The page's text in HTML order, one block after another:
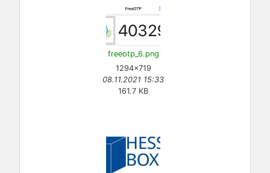
freeotp_6.png
1294×719
08.11.2021 15:33
161.7 KB